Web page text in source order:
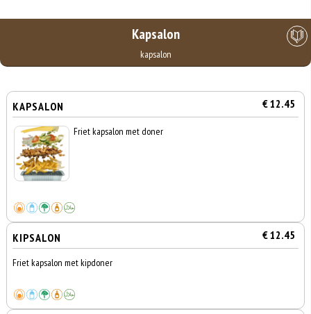
Kapsalon
kapsalon
KAPSALON € 12.45
Friet kapsalon met doner
KIPSALON € 12.45
Friet kapsalon met kipdoner